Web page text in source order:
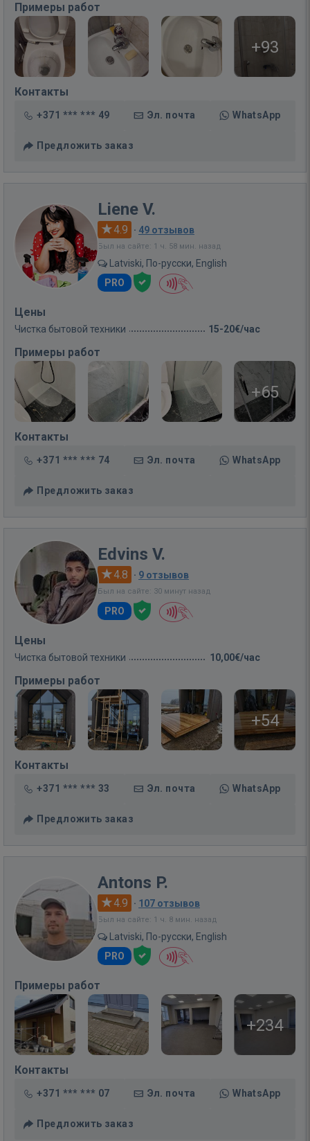
Примеры работ
+93
Контакты
+371 *** *** 49 Эл. почта WhatsApp
Предложить заказ
Liene V.
4.9 · 49 отзывов
Был на сайте: 1 ч. 58 мин. назад
Latviski, По-русски, English
PRO
Цены
Чистка бытовой техники 15-20€/час
Примеры работ
+65
Контакты
+371 *** *** 74 Эл. почта WhatsApp
Предложить заказ
Edvins V.
4.8 · 9 отзывов
Был на сайте: 30 минут назад
PRO
Цены
Чистка бытовой техники 10,00€/час
Примеры работ
+54
Контакты
+371 *** *** 33 Эл. почта WhatsApp
Предложить заказ
Antons P.
4.9 · 107 отзывов
Был на сайте: 1 ч. 8 мин. назад
Latviski, По-русски, English
PRO
Примеры работ
+234
Контакты
+371 *** *** 07 Эл. почта WhatsApp
Предложить заказ